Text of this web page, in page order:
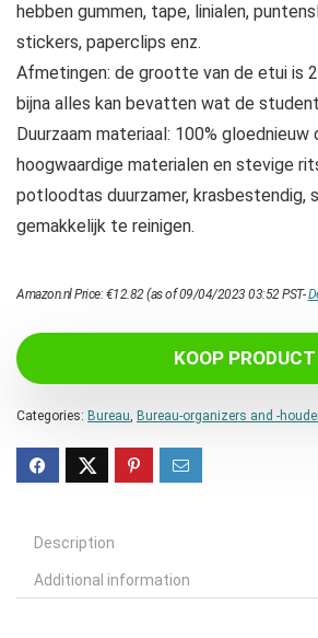
hebben gummen, tape, linialen,
stickers, paperclips enz.
Afmetingen: de grootte van de etui is
bijna alles kan bevatten wat de
Duurzaam materiaal: 100% gloednieuw
hoogwaardige materialen en stevige
potloodtas duurzamer, krasbestendig,
gemakkelijk te reinigen.
Amazon.nl Price:€12.82 (as of 09/04/2023 03:52 PST-
KOOP PRODUCT
Categories: Bureau, Bureau-organizers and -
Description
Additional information